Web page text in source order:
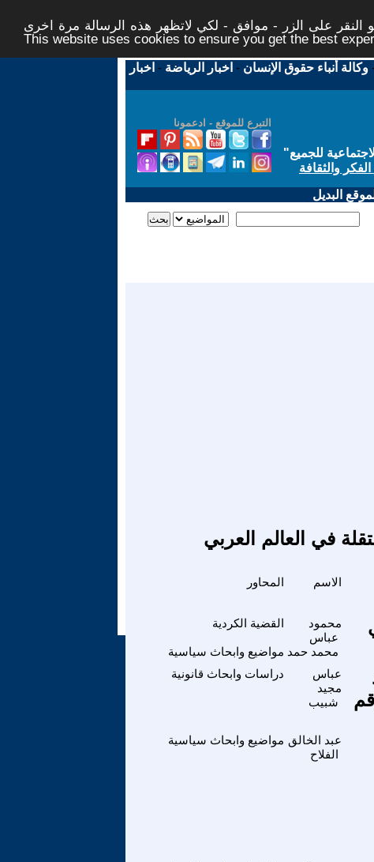
على الزر - موافق - لكي لاتظهر هذه الرسالة مرة اخرى -
This website uses cookies to ensure you get the best
وكالة أنباء حقوق الإنسان - اخبار الرياضة - اخبار
التبرع للموقع - ادعمونا
للجميع"
والثقافة
البديل
في العالم العربي
الاسم
القضية الكردية
محمود
عباس
مواضيع وابحاث سياسية محمد حمد
دراسات وابحاث قانونية
عباس
مجيد
شبيب
مواضيع وابحاث سياسية عبد الخالق
الفلاح